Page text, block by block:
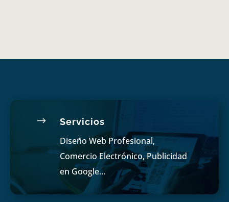
$ Servicios
Diseño Web Profesional,
Comercio Electrónico, Publicidad
en Google…